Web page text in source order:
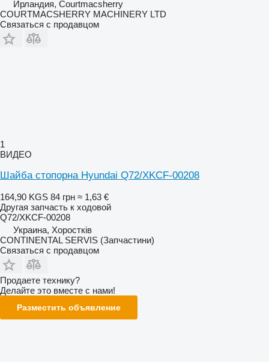
Ирландия, Courtmacsherry
COURTMACSHERRY MACHINERY LTD
Связаться с продавцом
1
ВИДЕО
Шайба стопорна Hyundai Q72/XKCF-00208
164,90 KGS 84 грн ≈ 1,63 €
Другая запчасть к ходовой
Q72/XKCF-00208
Украина, Хоростків
CONTINENTAL SERVIS (Запчастини)
Связаться с продавцом
Продаете технику?
Делайте это вместе с нами!
Разместить объявление